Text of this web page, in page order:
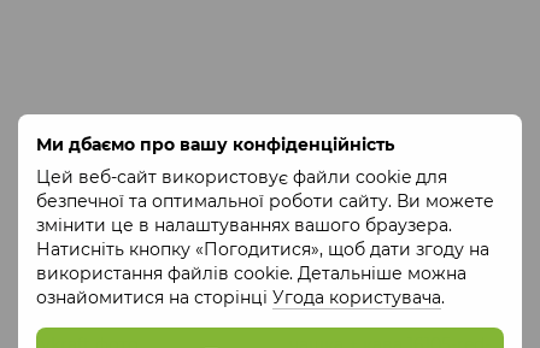
Ми дбаємо про вашу конфіденційність
Цей веб-сайт використовує файли cookie для
безпечної та оптимальної роботи сайту. Ви можете
змінити це в налаштуваннях вашого браузера.
Натисніть кнопку «Погодитися», щоб дати згоду на
використання файлів cookie. Детальніше можна
ознайомитися на сторінці Угода користувача.
керамічна
770 грн
Купити
керамічна
770 грн
Купити
СОЦІАЛЬНЕ ПІДПРИЄМСТВО
СОЦІАЛЬНЕ ПІДПРИЄМСТВО